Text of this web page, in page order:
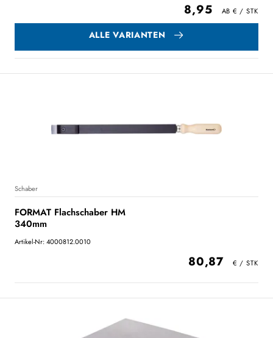
8,95
ALLE VARIANTEN
Schaber
FORMAT Flachschaber HM
340mm
Artikel-Nr: 4000812.0010
80,87